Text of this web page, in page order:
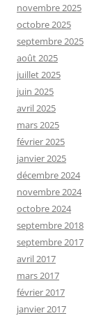
novembre 2025
octobre 2025
septembre 2025
août 2025
juillet 2025
juin 2025
avril 2025
mars 2025
février 2025
janvier 2025
décembre 2024
novembre 2024
octobre 2024
septembre 2018
septembre 2017
avril 2017
mars 2017
février 2017
janvier 2017